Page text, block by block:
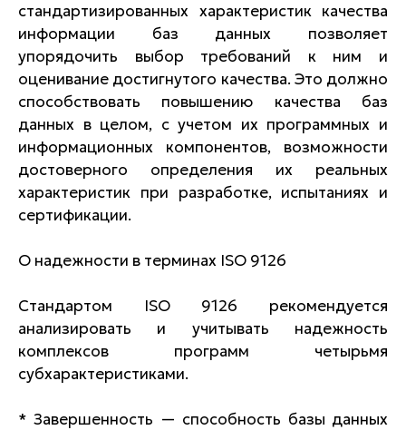
стандартизированных характеристик качества
информации баз данных позволяет
упорядочить выбор требований к ним и
оценивание достигнутого качества. Это должно
способствовать повышению качества баз
данных в целом, с учетом их программных и
информационных компонентов, возможности
достоверного определения их реальных
характеристик при разработке, испытаниях и
сертификации.
О надежности в терминах ISO 9126
Стандартом ISO 9126 рекомендуется
анализировать и учитывать надежность
комплексов программ четырьмя
субхарактеристиками.
* Завершенность — способность базы данных